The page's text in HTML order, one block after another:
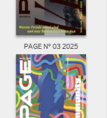
PAGE N° 03 2025